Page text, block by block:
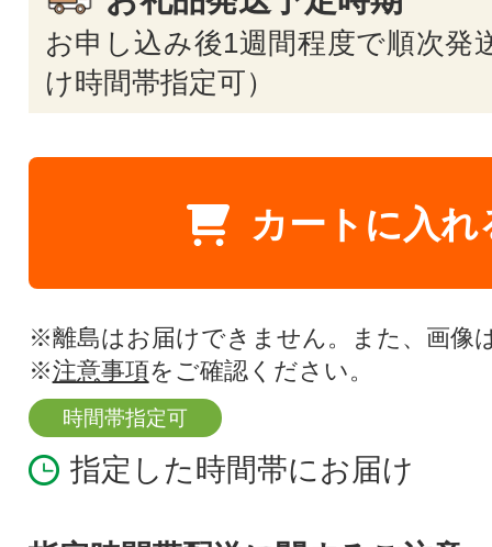
お申し込み後1週間程度で順次発
け時間帯指定可）
カートに入れ
※離島はお届けできません。また、画像
※注意事項をご確認ください。
時間帯指定可
指定した時間帯にお届け